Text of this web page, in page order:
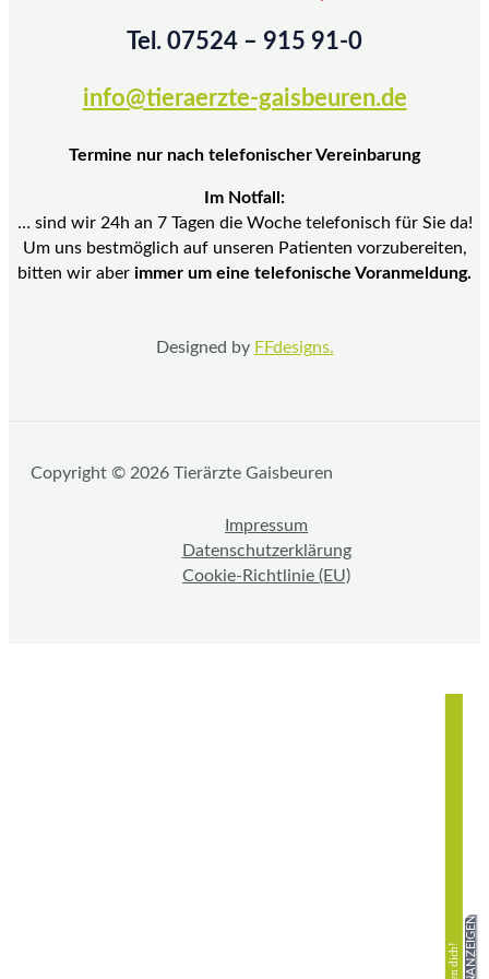
Tel. 07524 – 915 91-0
info@tieraerzte-gaisbeuren.de
Termine nur nach telefonischer Vereinbarung
Im Notfall:
… sind wir 24h an 7 Tagen die Woche telefonisch für Sie da!
Um uns bestmöglich auf unseren Patienten vorzubereiten,
bitten wir aber immer um eine telefonische Voranmeldung.
Designed by FFdesigns.
Copyright © 2026 Tierärzte Gaisbeuren
Impressum
Datenschutzerklärung
Cookie-Richtlinie (EU)